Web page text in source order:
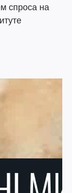
спроса на